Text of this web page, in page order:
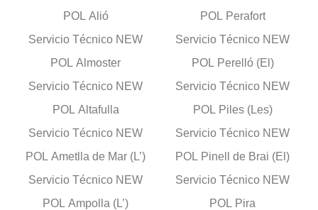
POL Alió
Servicio Técnico NEW
POL Almoster
Servicio Técnico NEW
POL Altafulla
Servicio Técnico NEW
POL Ametlla de Mar (L’)
Servicio Técnico NEW
POL Ampolla (L’)
POL Perafort
Servicio Técnico NEW
POL Perelló (El)
Servicio Técnico NEW
POL Piles (Les)
Servicio Técnico NEW
POL Pinell de Brai (El)
Servicio Técnico NEW
POL Pira